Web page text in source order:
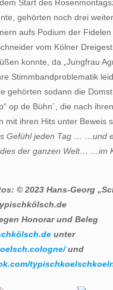
Start des
gehörten noch drei
aufs Podium der Fidelen
vom Kölner
konnte, da „Jungfrau
Stimmbandproblematik
gehörten sodann die
op de Bühn´, die nach
mit ihren Hits unter Beweis
Gefühl jeden Tag … …und
der ganzen Welt… …im
© 2023 Hans-Georg
Honorar und Beleg
unter
und